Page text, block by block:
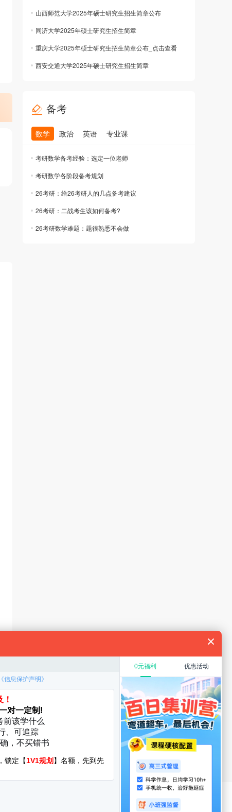
山西师范大学2025年硕士研究生招生简章公布
同济大学2025年硕士研究生招生简章
重庆大学2025年硕士研究生招生简章公布_点击查看
西安交通大学2025年硕士研究生招生简章
备考
数学 政治 英语 专业课
考研数学备考经验：选定一位老师
考研数学各阶段备考规划
26考研：给26考研人的几点备考建议
26考研：二战考生该如何备考?
26考研数学难题：题很熟悉不会做
划
考研复试
考研调剂
门大学 华中科技大学 启航分校